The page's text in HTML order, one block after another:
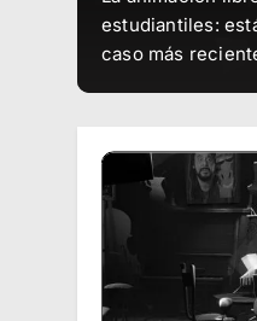
La familia de
Tahoma2D —el